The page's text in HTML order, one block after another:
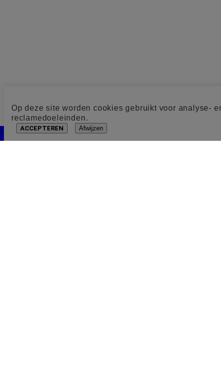
Op deze site worden cookies gebruikt voor analyse-
reclamedoeleinden.
ACCEPTEREN Afwijzen
Cookie toestemming